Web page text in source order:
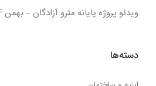
ویدئو پروژه پایانه مترو آزادگان – بهمن 1404
دسته‌ها